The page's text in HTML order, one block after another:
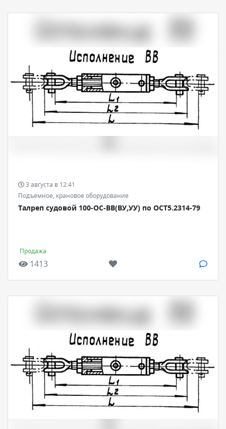
3 августа в 12:41
Подъемное, крановое оборудование
Талреп судовой 100-ОС-ВВ(ВУ,УУ) по ОСТ5.2314-79
Продажа
1413